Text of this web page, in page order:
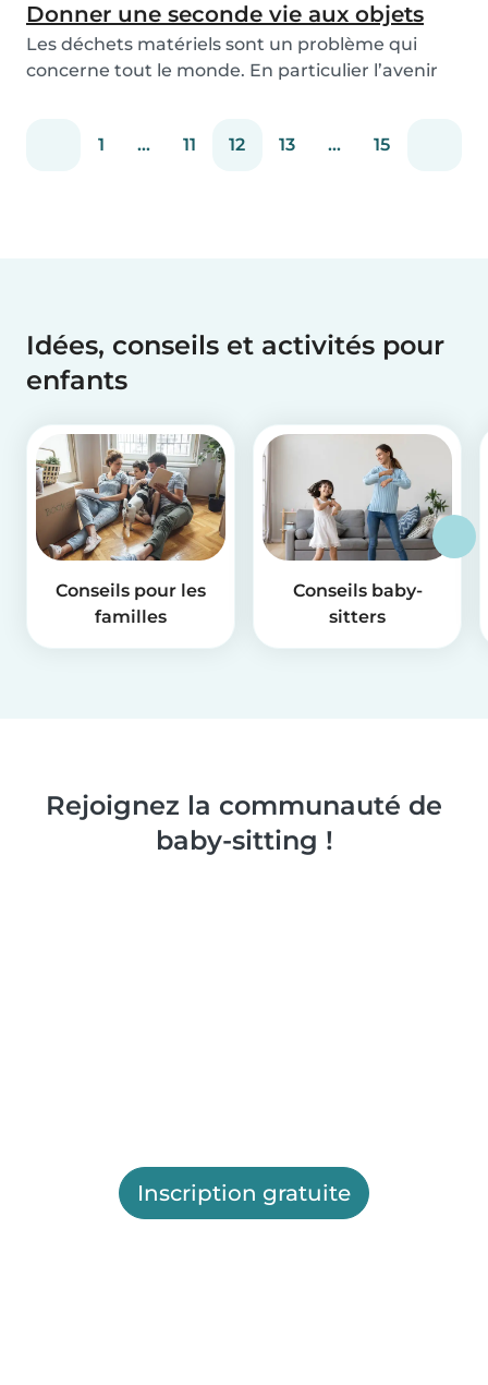
Donner une seconde vie aux objets
Les déchets matériels sont un problème qui
concerne tout le monde. En particulier l’avenir
Chacun de nous devrait donner l’exemple en
1 ... 11 12 13 ... 15
Idées, conseils et activités pour
enfants
Conseils pour les
familles
Conseils baby-
sitters
Rejoignez la communauté de
baby-sitting !
Inscription gratuite